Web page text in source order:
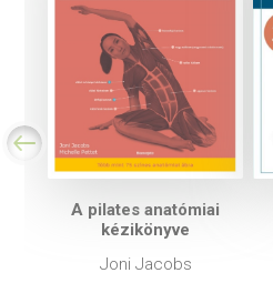
A pilates anatómiai
kézikönyve
Joni Jacobs